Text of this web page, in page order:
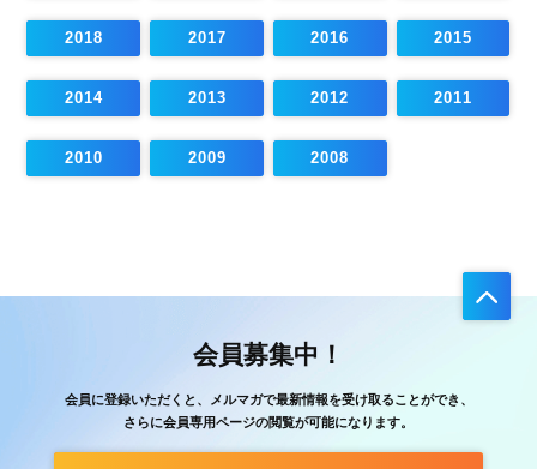
2018 2017 2016 2015
2014 2013 2012 2011
2010 2009 2008
会員募集中！
会員に登録いただくと、メルマガで最新情報を受け取ることができ、
さらに会員専用ページの閲覧が可能になります。